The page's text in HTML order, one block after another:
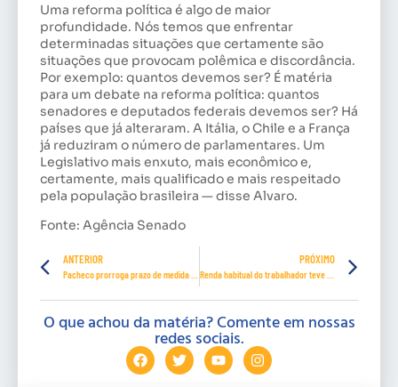
Uma reforma política é algo de maior
profundidade. Nós temos que enfrentar
determinadas situações que certamente são
situações que provocam polêmica e discordância.
Por exemplo: quantos devemos ser? É matéria
para um debate na reforma política: quantos
senadores e deputados federais devemos ser? Há
países que já alteraram. A Itália, o Chile e a França
já reduziram o número de parlamentares. Um
Legislativo mais enxuto, mais econômico e,
certamente, mais qualificado e mais respeitado
pela população brasileira — disse Alvaro.
Fonte: Agência Senado
ANTERIOR PRÓXIMO
O que achou da matéria? Comente em nossas
redes sociais.